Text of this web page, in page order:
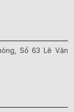
Số 63 Lê Văn